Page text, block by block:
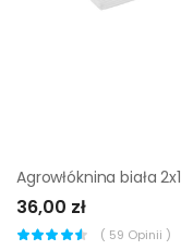
36,00 zł
( 59 Opinii )